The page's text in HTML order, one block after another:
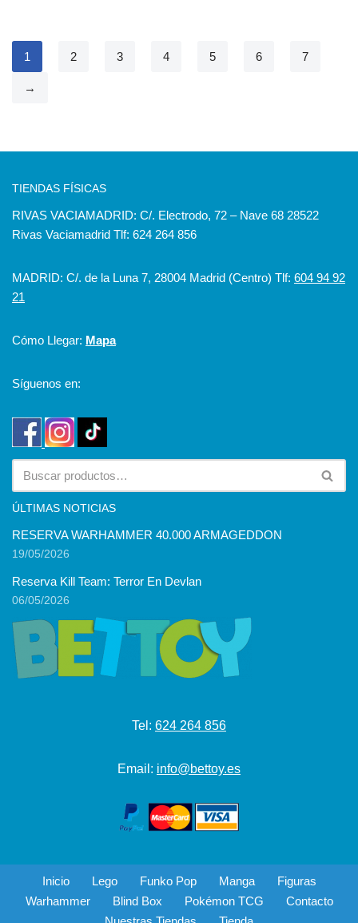
1 2 3 4 5 6 7
→
TIENDAS FÍSICAS
RIVAS VACIAMADRID: C/. Electrodo, 72 – Nave 68 28522
Rivas Vaciamadrid Tlf: 624 264 856
MADRID: C/. de la Luna 7, 28004 Madrid (Centro) Tlf: 604 94 92
21
Cómo Llegar: Mapa
Síguenos en:
ÚLTIMAS NOTICIAS
RESERVA WARHAMMER 40.000 ARMAGEDDON
19/05/2026
Reserva Kill Team: Terror En Devlan
06/05/2026
Tel: 624 264 856
Email: info@bettoy.es
Inicio Lego Funko Pop Manga
Figuras
Warhammer
Blind Box Pokémon TCG
Contacto